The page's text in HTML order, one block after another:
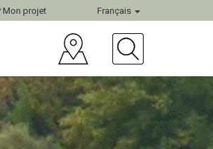
Mon projet Français